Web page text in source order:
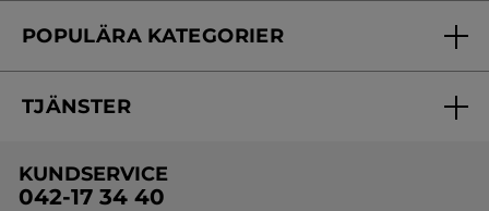
Skönhetstips
Kontakta oss
Online prislista
POPULÄRA KATEGORIER
Erbjudanden
Travelsize
TJÄNSTER
Onlineprislista för postorder
KUNDSERVICE
042-17 34 40